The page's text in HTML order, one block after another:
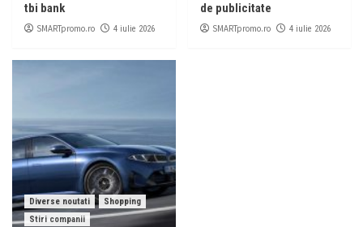
tbi bank
SMARTpromo.ro 4 iulie 2026
de publicitate
SMARTpromo.ro 4 iulie 2026
Diverse noutati
Shopping
Stiri companii